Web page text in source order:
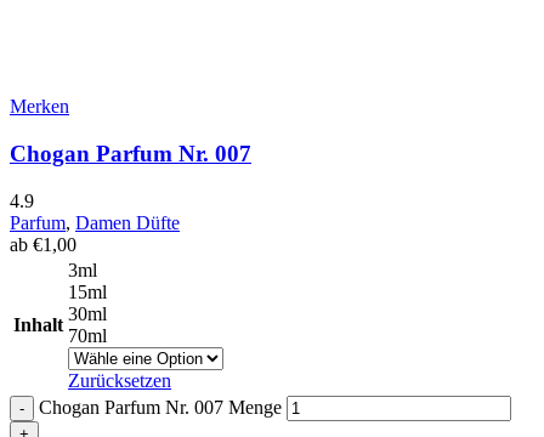
Merken
Chogan Parfum Nr. 007
4.9
Parfum, Damen Düfte
ab €1,00
Inhalt
3ml
15ml
30ml
70ml
Zurücksetzen
Chogan Parfum Nr. 007 Menge